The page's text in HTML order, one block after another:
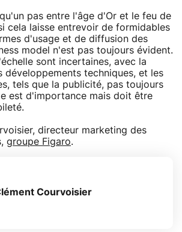
pas entre l'âge d'Or et le feu de
cela laisse entrevoir de formidables
d'usage et de diffusion des
model n'est pas toujours évident.
sont incertaines, avec la
développements techniques, et les
tels que la publicité, pas toujours
est d'importance mais doit être
directeur marketing des
groupe Figaro.
Courvoisier